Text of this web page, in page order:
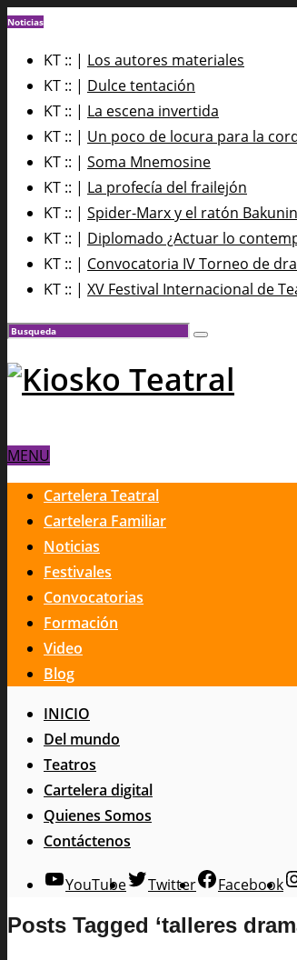
Noticias
KT :: | Los autores materiales
KT :: | Dulce tentación
KT :: | La escena invertida
KT :: | Un poco de locura para la
KT :: | Soma Mnemosine
KT :: | La profecía del frailejón
KT :: | Spider-Marx y el ratón
KT :: | Diplomado ¿Actuar lo
KT :: | Convocatoria IV Torneo de
KT :: | XV Festival Internacional de
MENU
Cartelera Teatral
Cartelera Familiar
Noticias
Festivales
Convocatorias
Formación
Video
Blog
INICIO
Del mundo
Teatros
Cartelera digital
Quienes Somos
Contáctenos
YouTube Twitter Facebook
Posts Tagged ‘talleres